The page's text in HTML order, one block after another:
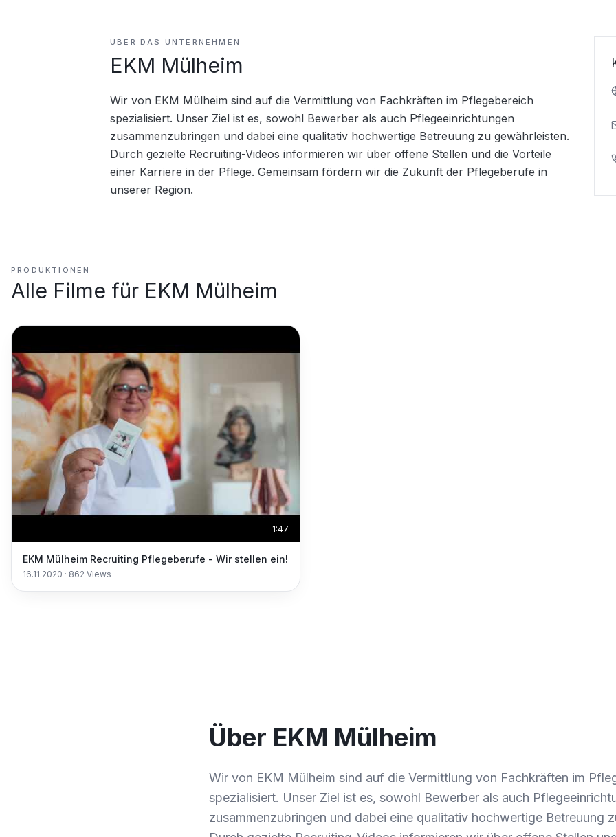
ÜBER DAS UNTERNEHMEN
EKM Mülheim
Wir von EKM Mülheim sind auf die Vermittlung von Fachkräften im Pflegebereich
spezialisiert. Unser Ziel ist es, sowohl Bewerber als auch Pflegeeinrichtungen
zusammenzubringen und dabei eine qualitativ hochwertige Betreuung zu gewährleisten.
Durch gezielte Recruiting-Videos informieren wir über offene Stellen und die Vorteile
einer Karriere in der Pflege. Gemeinsam fördern wir die Zukunft der Pflegeberufe in
unserer Region.
PRODUKTIONEN
Alle Filme für EKM Mülheim
1:47
EKM Mülheim Recruiting Pflegeberufe - Wir stellen ein!
16.11.2020 · 862 Views
Über EKM Mülheim
Wir von EKM Mülheim sind auf die Vermittlung von Fachkräften im
spezialisiert. Unser Ziel ist es, sowohl Bewerber als auch
zusammenzubringen und dabei eine qualitativ hochwertige Betreuung